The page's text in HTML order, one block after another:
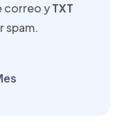
correo yTXT
spam.